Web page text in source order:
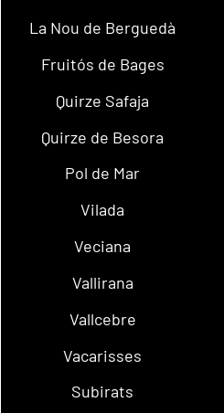
La Nou de Berguedà
Fruitós de Bages
Quirze Safaja
Quirze de Besora
Pol de Mar
Vilada
Veciana
Vallirana
Vallcebre
Vacarisses
Subirats